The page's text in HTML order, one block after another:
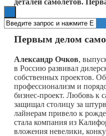
Первым делом
Александр Очков,
в Россию развивал
собственных проектов.
профессионализм и
бизнес-проект. Любовь к
защищал столицу за
лайнерам привело к
стала компания из
вложения невелики,